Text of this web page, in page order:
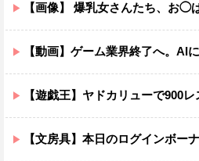
【画像】 爆乳女さんたち、お◯ぱいの血管が透
【動画】ゲーム業界終了へ。AIに10円で作
【遊戯王】ヤドカリューで900
【文房具】本日のログインボー